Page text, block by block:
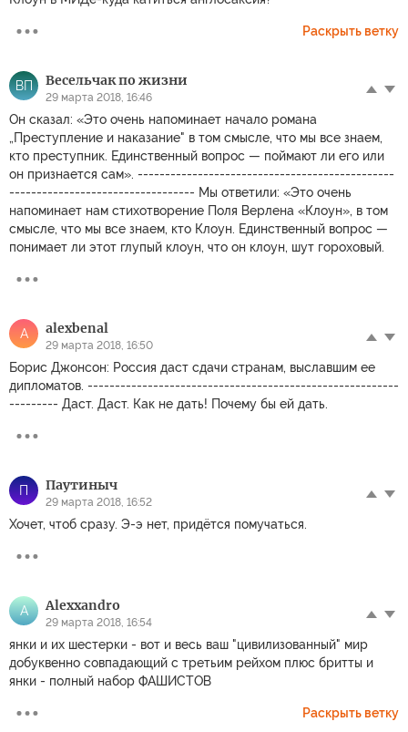
Раскрыть ветку
ВП Весельчак по жизни
29 марта 2018, 16:46
Он сказал: «Это очень напоминает начало романа
„Преступление и наказание" в том смысле, что мы все знаем,
кто преступник. Единственный вопрос — поймают ли его или
он признается сам». -----------------------------------------------
---------------------------------- Мы ответили: «Это очень
напоминает нам стихотворение Поля Верлена «Клоун», в том
смысле, что мы все знаем, кто Клоун. Единственный вопрос —
понимает ли этот глупый клоун, что он клоун, шут гороховый.
A alexbenal
29 марта 2018, 16:50
Борис Джонсон: Россия даст сдачи странам, выславшим ее
дипломатов. ---------------------------------------------------------
--------- Даст. Даст. Как не дать! Почему бы ей дать.
П Паутиныч
29 марта 2018, 16:52
Хочет, чтоб сразу. Э-э нет, придётся помучаться.
A Alexxandro
29 марта 2018, 16:54
янки и их шестерки - вот и весь ваш "цивилизованный" мир
добуквенно совпадающий с третьим рейхом плюс бритты и
янки - полный набор ФАШИСТОВ
Раскрыть ветку